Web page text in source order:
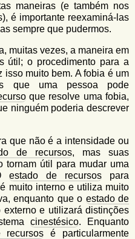
maneiras (e também nos
é importante reexaminá-las
sempre que pudermos.
muitas vezes, a maneira em
útil; o procedimento para a
isso muito bem. A fobia é um
que uma pessoa pode
que resolve uma fobia,
ninguém poderia descrever
que não é a intensidade ou
de recursos, mas suas
tornam útil para mudar uma
estado de recursos para
muito interno e utiliza muito
enquanto que o estado de
externo e utilizará distinções
cinestésico. Enquanto
recursos é particularmente